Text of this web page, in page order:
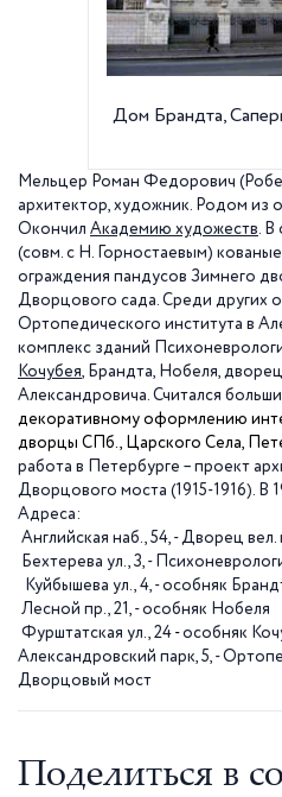
Дом Брандта,
Мельцер Роман Федорович
архитектор, художник. Родом из
Окончил Академию художеств. В
(совм. с Н. Горностаевым)
ограждения пандусов Зимнего
Дворцового сада. Среди других
Ортопедического института в
комплекс зданий
Кочубея, Брандта, Нобеля,
Александровича. Считался
декоративному оформлению
дворцы СПб., Царского Села,
работа в Петербурге – проект
Дворцового моста (1915-1916). В
Адреса:
Английская наб., 54, - Дворец
Бехтерева ул., 3, -
Куйбышева ул., 4, - особняк
Лесной пр., 21, - особняк Нобеля
Фурштатская ул., 24 -особняк
Александровский парк, 5, -
Дворцовый мост
Поделиться в